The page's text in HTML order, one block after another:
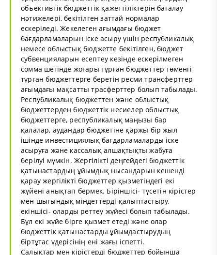
объективтік бюджеттік қажеттіліктерін бағалау
нәтижелері, бекітілген заттай нормалар
ескеріледі. Жекелеген ағымдағы бюджет
бағдарламаларын іске асыру үшін республикалық
немесе облыстық бюджетте бекітілген, бюджет
субвенцияларын есептеу кезінде ескерілмеген
сомма шегінде жоғары тұрған бюджеттер төменгі
тұрған бюджеттерге беретін ресми трансферттер
ағымдағы мақсатты трасферттер болып табылады.
Республикалық бюджеттен және облыстық
бюджеттерден бюджеттік несиелер облыстық
бюджеттерге, республикалық маңызы бар
қалалар, аудандар бюджетіне қаржы бір жыл
ішінде инвестициялық бағдарламаларды іске
асыруға және кассалық алшақтықты жабуға
берілуі мүмкін. Жергілікті деңгейдегі бюджеттік
қатынастардың ұйымдық нысандарын кешенді
қарау жергілікті бюджеттер қызметіндегі екі
жүйені анықтап бермек. Біріншісі- түсетін кірістер
мен шығындық міндеттерді қалыптастыру,
екіншісі- оларды реттеу жүйесі болып табылады.
Бұл екі жүйе бірге қызмет етеді және олар
бюджеттік қатынастарды ұйымдастырудың
біртұтас үдерісінің ені жағы іспетті.
Салықтар мен кірістерді бюджеттер бойынша